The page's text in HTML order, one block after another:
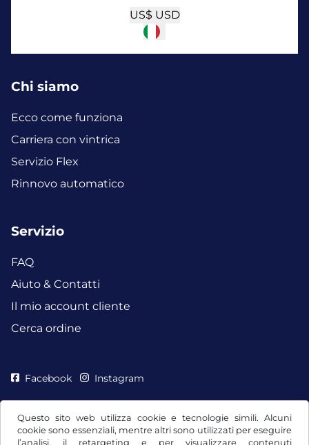
Questo sito web utilizza cookie e tecnologie simili. Alcuni
cookie sono essenziali, mentre altri sono utilizzati per eseguire
l’analisi, il retargeting e per visualizzare contenuti
US$ USD
Chi siamo
Ecco come funziona
Carriera con vintrica
Servizio Flex
Rinnovo automatico
Servizio
FAQ
Aiuto & Contatti
Il mio account cliente
Cerca ordine
Facebook Instagram